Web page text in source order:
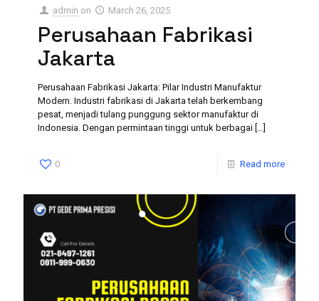
admin on March 26, 2025
Perusahaan Fabrikasi
Jakarta
Perusahaan Fabrikasi Jakarta: Pilar Industri Manufaktur
Modern. Industri fabrikasi di Jakarta telah berkembang
pesat, menjadi tulang punggung sektor manufaktur di
Indonesia. Dengan permintaan tinggi untuk berbagai […]
0 Read more